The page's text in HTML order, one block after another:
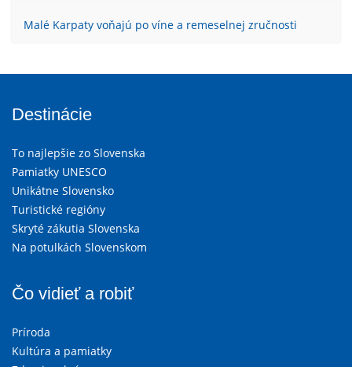
Malé Karpaty voňajú po víne a remeselnej zručnosti
Destinácie
To najlepšie zo Slovenska
Pamiatky UNESCO
Unikátne Slovensko
Turistické regióny
Skryté zákutia Slovenska
Na potulkách Slovenskom
Čo vidieť a robiť
Príroda
Kultúra a pamiatky